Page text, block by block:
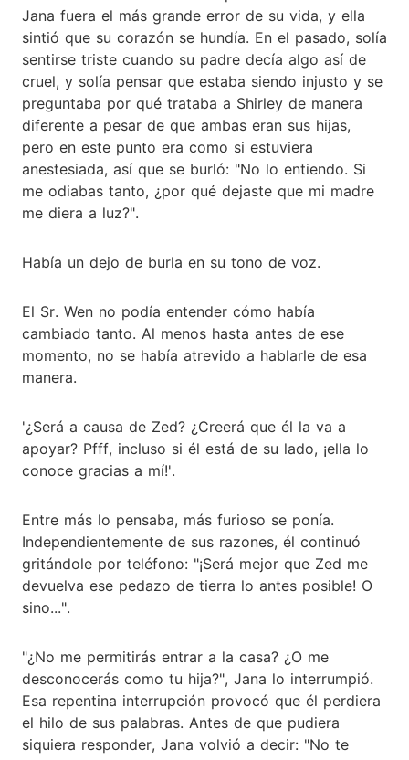
Jana fuera el más grande error de su vida, y ella
sintió que su corazón se hundía. En el pasado, solía
sentirse triste cuando su padre decía algo así de
cruel, y solía pensar que estaba siendo injusto y se
preguntaba por qué trataba a Shirley de manera
diferente a pesar de que ambas eran sus hijas,
pero en este punto era como si estuviera
anestesiada, así que se burló: "No lo entiendo. Si
me odiabas tanto, ¿por qué dejaste que mi madre
me diera a luz?".
Había un dejo de burla en su tono de voz.
El Sr. Wen no podía entender cómo había
cambiado tanto. Al menos hasta antes de ese
momento, no se había atrevido a hablarle de esa
manera.
'¿Será a causa de Zed? ¿Creerá que él la va a
apoyar? Pfff, incluso si él está de su lado, ¡ella lo
conoce gracias a mí!'.
Entre más lo pensaba, más furioso se ponía.
Independientemente de sus razones, él continuó
gritándole por teléfono: "¡Será mejor que Zed me
devuelva ese pedazo de tierra lo antes posible! O
sino...".
"¿No me permitirás entrar a la casa? ¿O me
desconocerás como tu hija?", Jana lo interrumpió.
Esa repentina interrupción provocó que él perdiera
el hilo de sus palabras. Antes de que pudiera
siquiera responder, Jana volvió a decir: "No te